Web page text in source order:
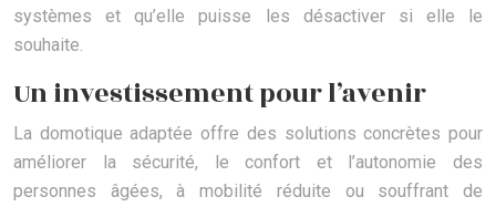
systèmes et qu’elle puisse les désactiver si elle le
souhaite.
Un investissement pour l’avenir
La domotique adaptée offre des solutions concrètes pour
améliorer la sécurité, le confort et l’autonomie des
personnes âgées, à mobilité réduite ou souffrant de